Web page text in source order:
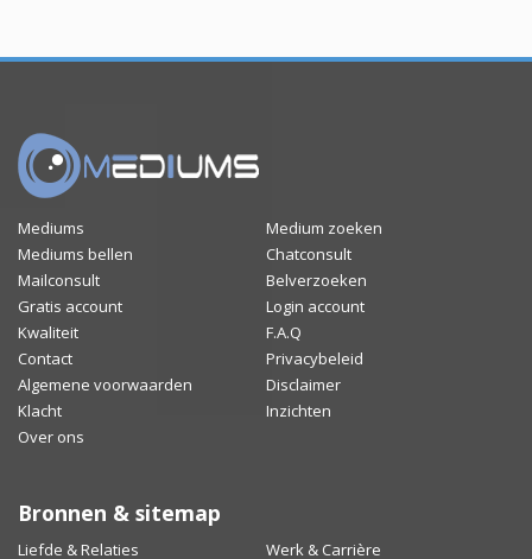
Mediums
Medium zoeken
Mediums bellen
Chatconsult
Mailconsult
Belverzoeken
Gratis account
Login account
Kwaliteit
F.A.Q
Contact
Privacybeleid
Algemene voorwaarden
Disclaimer
Klacht
Inzichten
Over ons
Bronnen & sitemap
Liefde & Relaties Werk & Carrière